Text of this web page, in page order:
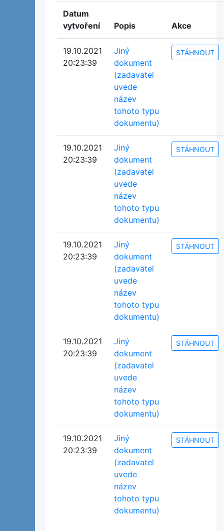
Datum
vytvoření
Popis Akce
19.10.2021
20:23:39
Jiný
dokument
(zadavatel
uvede
název
tohoto typu
dokumentu)
STÁHNOUT
19.10.2021
20:23:39
Jiný
dokument
(zadavatel
uvede
název
tohoto typu
dokumentu)
STÁHNOUT
19.10.2021
20:23:39
Jiný
dokument
(zadavatel
uvede
název
tohoto typu
dokumentu)
STÁHNOUT
19.10.2021
20:23:39
Jiný
dokument
(zadavatel
uvede
název
tohoto typu
dokumentu)
STÁHNOUT
19.10.2021
20:23:39
Jiný
dokument
(zadavatel
uvede
název
tohoto typu
dokumentu)
STÁHNOUT